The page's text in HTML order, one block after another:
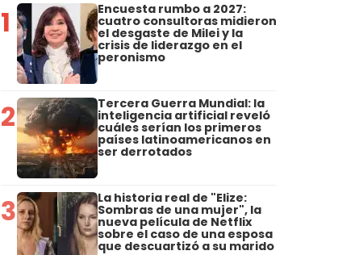
1 Encuesta rumbo a 2027:
cuatro consultoras midieron
el desgaste de Milei y la
crisis de liderazgo en el
peronismo
2 Tercera Guerra Mundial: la
inteligencia artificial reveló
cuáles serían los primeros
países latinoamericanos en
ser derrotados
3 La historia real de "Elize:
Sombras de una mujer", la
nueva película de Netflix
sobre el caso de una esposa
que descuartizó a su marido